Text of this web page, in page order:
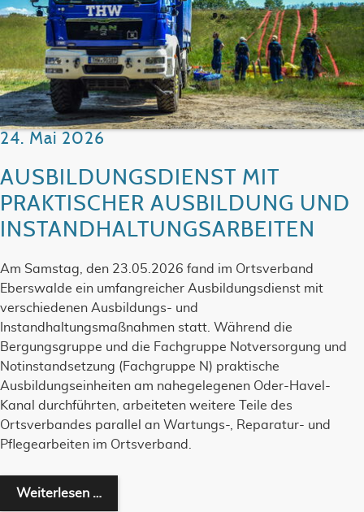
24. Mai 2026
AUSBILDUNGSDIENST MIT
PRAKTISCHER AUSBILDUNG UND
INSTANDHALTUNGSARBEITEN
Am Samstag, den 23.05.2026 fand im Ortsverband
Eberswalde ein umfangreicher Ausbildungsdienst mit
verschiedenen Ausbildungs- und
Instandhaltungsmaßnahmen statt. Während die
Bergungsgruppe und die Fachgruppe Notversorgung und
Notinstandsetzung (Fachgruppe N) praktische
Ausbildungseinheiten am nahegelegenen Oder-Havel-
Kanal durchführten, arbeiteten weitere Teile des
Ortsverbandes parallel an Wartungs-, Reparatur- und
Pflegearbeiten im Ortsverband.
Weiterlesen …Ausbildungsdienst mit praktischer